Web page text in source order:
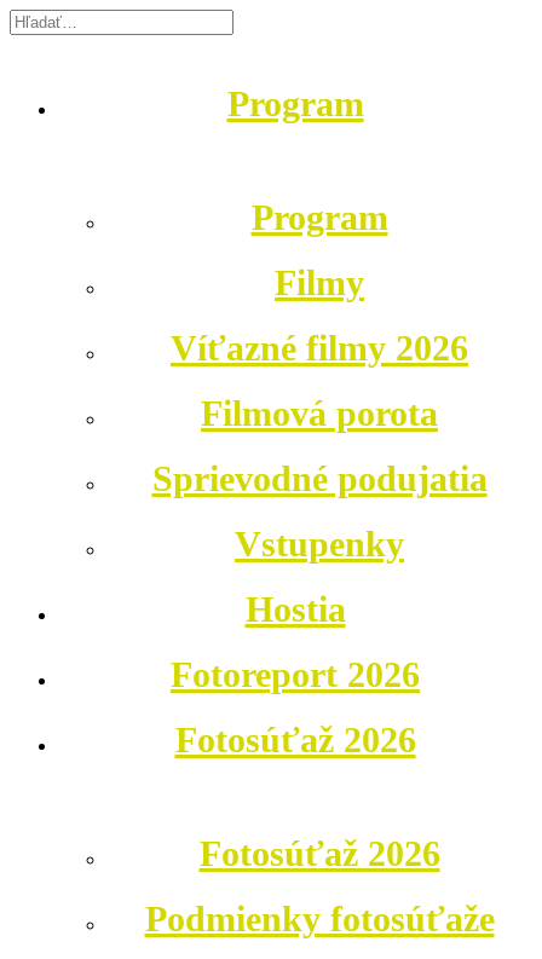
Program
Program
Filmy
Víťazné filmy 2026
Filmová porota
Sprievodné podujatia
Vstupenky
Hostia
Fotoreport 2026
Fotosúťaž 2026
Fotosúťaž 2026
Podmienky fotosúťaže